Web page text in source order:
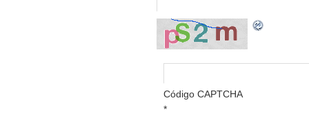
Código CAPTCHA
*